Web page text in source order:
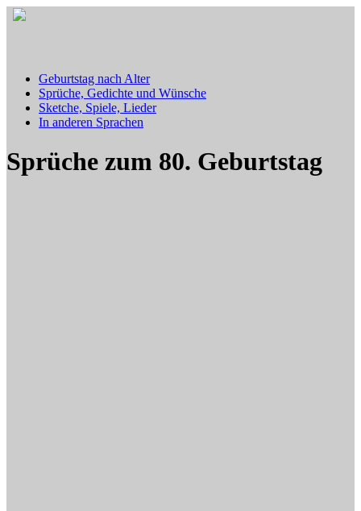
Geburtstag nach Alter
Sprüche, Gedichte und Wünsche
Sketche, Spiele, Lieder
In anderen Sprachen
Sprüche zum 80. Geburtstag